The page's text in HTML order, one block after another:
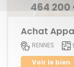
464 200
RENNES
Voir le bien